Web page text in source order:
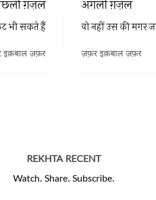
अगली ग़ज़ल
वो नहीं उस की मगर
ज़फ़र इक़बाल ज़फ़र
ग़ज़ल
भी सकते हैं
इक़बाल ज़फ़र
REKHTA RECENT
Watch. Share. Subscribe.